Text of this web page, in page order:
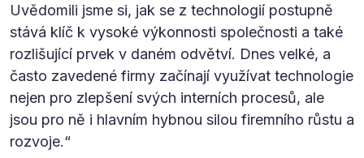
Uvědomili jsme si, jak se z technologií postupně
stává klíč k vysoké výkonnosti společnosti a také
rozlišující prvek v daném odvětví. Dnes velké, a
často zavedené firmy začínají využívat technologie
nejen pro zlepšení svých interních procesů, ale
jsou pro ně i hlavním hybnou silou firemního růstu a
rozvoje.“